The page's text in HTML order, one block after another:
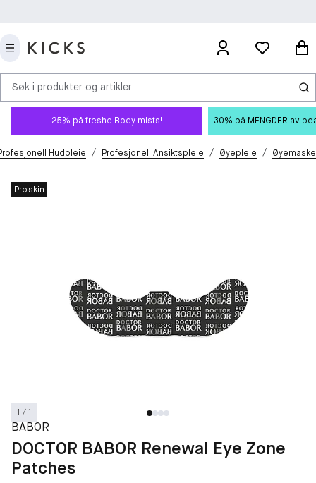
Søk i produkter og artikler
25% på freshe Body mists! 30% på MENGDER av
Hudpleie / Profesjonell Ansiktspleie / Øyepleie / Øyemaske
Proskin
1 / 1
BABOR
DOCTOR BABOR Renewal Eye Zone
Patches